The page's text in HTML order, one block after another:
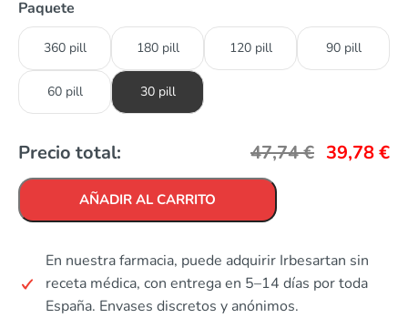
Paquete
360 pill 180 pill 120 pill 90 pill
60 pill 30 pill
Precio total: 47,74€ 39,78€
AÑADIR AL CARRITO
En nuestra farmacia, puede adquirir Irbesartan sin
receta médica, con entrega en 5–14 días por toda
España. Envases discretos y anónimos.